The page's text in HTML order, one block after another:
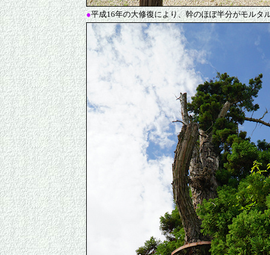
●平成16年の大修復により、幹のほぼ半分がモルタ